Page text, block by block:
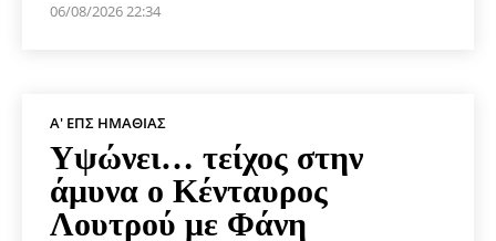
06/08/2026 22:34
Α' ΕΠΣ ΗΜΑΘΊΑΣ
Υψώνει… τείχος στην
άμυνα ο Κένταυρος
Λουτρού με Φάνη